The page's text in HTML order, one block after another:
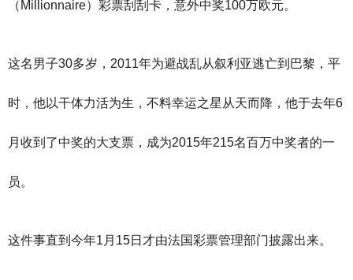
（Millionnaire）彩票刮刮卡，意外中奖100万欧元。
这名男子30多岁，2011年为避战乱从叙利亚逃亡到巴黎，平
时，他以干体力活为生，不料幸运之星从天而降，他于去年6
月收到了中奖的大支票，成为2015年215名百万中奖者的一
员。
这件事直到今年1月15日才由法国彩票管理部门披露出来。